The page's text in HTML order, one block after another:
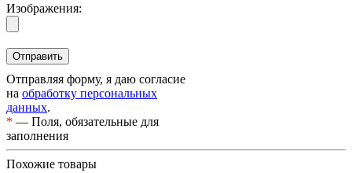
Изображения:
Отправляя форму, я даю согласие
на обработку персональных
данных.
* — Поля, обязательные для
заполнения
Похожие товары